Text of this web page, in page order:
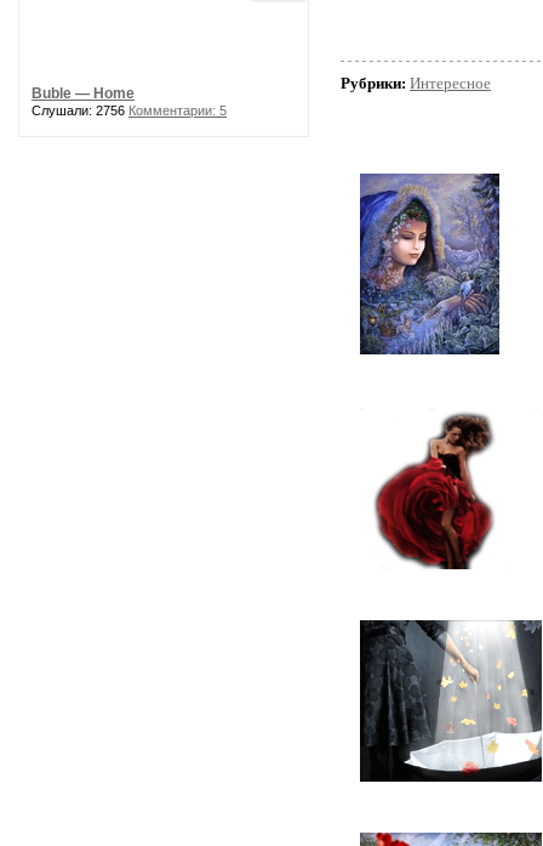
Buble — Home
Слушали: 2756 Комментарии: 5
Рубрики: Интересное